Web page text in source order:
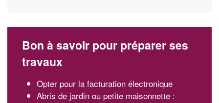
Bon à savoir pour préparer ses
travaux
Opter pour la facturation électronique
Abris de jardin ou petite maisonnette :